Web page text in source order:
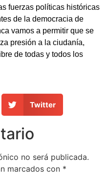
fuerzas políticas históricas
de la democracia de
vamos a permitir que se
presión a la ciudanía,
de todas y todos los
Twitter
no será publicada.
marcados con *